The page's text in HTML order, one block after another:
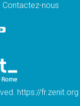
portera «un
renforcera
inquiétant
la guerre»
Contactez-nous
https://fr.zenit.org